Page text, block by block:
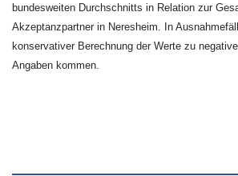
bundesweiten Durchschnitts in Relation zur
Akzeptanzpartner in Neresheim. In
konservativer Berechnung der Werte zu
Angaben kommen.